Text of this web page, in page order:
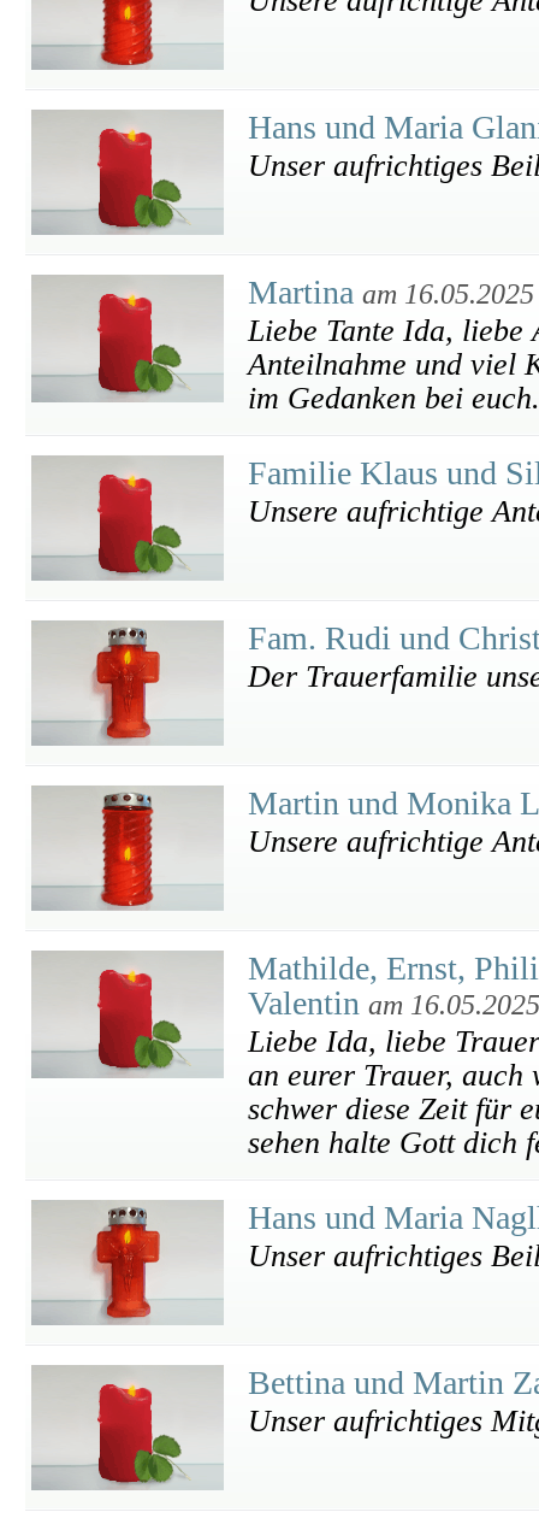
Hans und Maria
Unser aufrichtiges
Martina am 16.05.2025
Liebe Tante Ida,
Anteilnahme und viel
im Gedanken bei
Familie Klaus und
Unsere aufrichtige
Fam. Rudi und
Der Trauerfamilie
Martin und Monika
Unsere aufrichtige
Mathilde, Ernst,
Valentin am 16.05.2025
Liebe Ida, liebe
an eurer Trauer, auch
schwer diese Zeit für
sehen halte Gott dich
Hans und Maria
Unser aufrichtiges
Bettina und Martin
Unser aufrichtiges